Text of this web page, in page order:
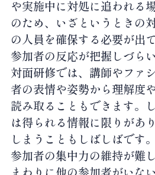
や実施中に対処に追われる
のため、いざというときの
の人員を確保する必要が出
参加者の反応が把握しづらい
対面研修では、講師やファ
者の表情や姿勢から理解度
読み取ることもできます。
は得られる情報に限りがあ
しまうこともしばしばです。
参加者の集中力の維持が難